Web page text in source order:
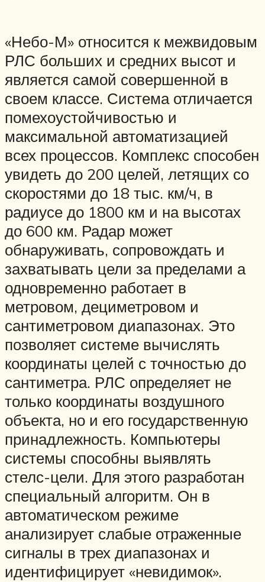
«Небо-М» относится к межвидовым
РЛС больших и средних высот и
является самой совершенной в
своем классе. Система отличается
помехоустойчивостью и
максимальной автоматизацией
всех процессов. Комплекс способен
увидеть до 200 целей, летящих со
скоростями до 18 тыс. км/ч, в
радиусе до 1800 км и на высотах
до 600 км. Радар может
обнаруживать, сопровождать и
захватывать цели за пределами а
одновременно работает в
метровом, дециметровом и
сантиметровом диапазонах. Это
позволяет системе вычислять
координаты целей с точностью до
сантиметра. РЛС определяет не
только координаты воздушного
объекта, но и его государственную
принадлежность. Компьютеры
системы способны выявлять
стелс-цели. Для этого разработан
специальный алгоритм. Он в
автоматическом режиме
анализирует слабые отраженные
сигналы в трех диапазонах и
идентифицирует «невидимок».